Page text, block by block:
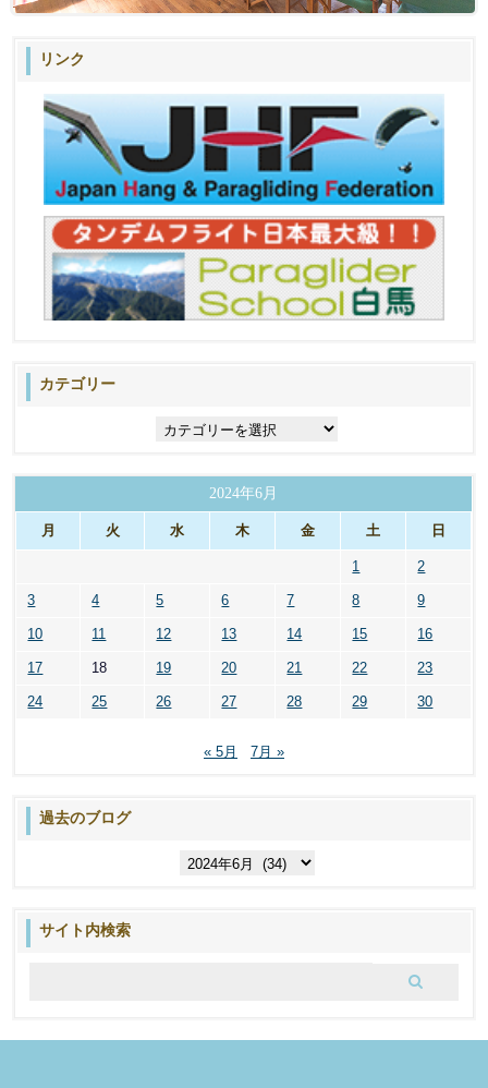
リンク
カテゴリー
ー
2024年6月
月 火 水 木 金 土 日
1 2
3 4 5 6 7 8 9
10 11 12 13 14 15 16
17 18 19 20 21 22 23
24 25 26 27 28 29 30
« 5月 7月 »
過去のブログ
サイト内検索